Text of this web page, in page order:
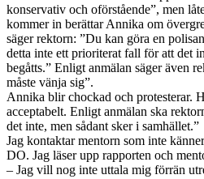
konservativ och oförstående”, men
kommer in berättar Annika om
säger rektorn: ”Du kan göra en
detta inte ett prioriterat fall för att det
begåtts.” Enligt anmälan säger även
måste vänja sig”.
Annika blir chockad och protesterar.
acceptabelt. Enligt anmälan ska
det inte, men sådant sker i samhället.”
Jag kontaktar mentorn som inte
DO. Jag läser upp rapporten och
– Jag vill nog inte uttala mig förrän